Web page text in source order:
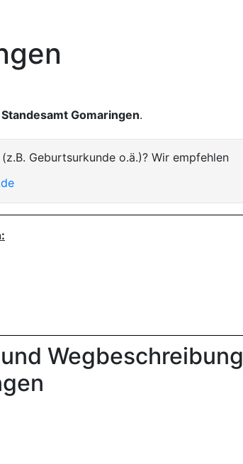
Standesamt Gomaringen.
Geburtsurkunde o.ä.)? Wir empfehlen
Wegbeschreibung